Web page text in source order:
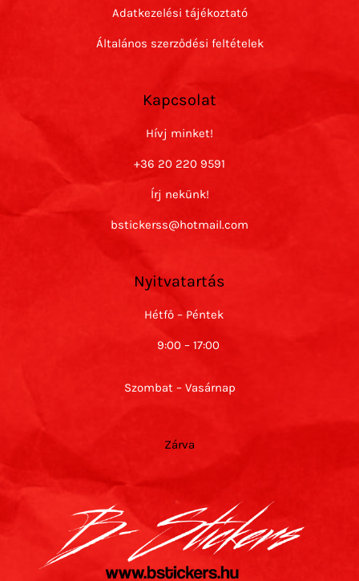
Adatkezelési tájékoztató
Általános szerződési feltételek
Kapcsolat
Hívj minket!
+36 20 220 9591
Írj nekünk!
bstickerss@hotmail.com
Nyitvatartás
Hétfő – Péntek
9:00 – 17:00
Szombat – Vasárnap
Zárva